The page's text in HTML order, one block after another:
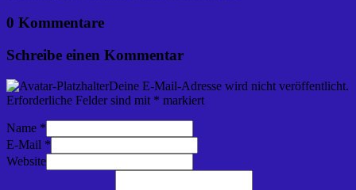
0 Kommentare
Schreibe einen Kommentar
Deine E-Mail-Adresse wird nicht veröffentlicht.
Erforderliche Felder sind mit * markiert
Name *
E-Mail *
Website